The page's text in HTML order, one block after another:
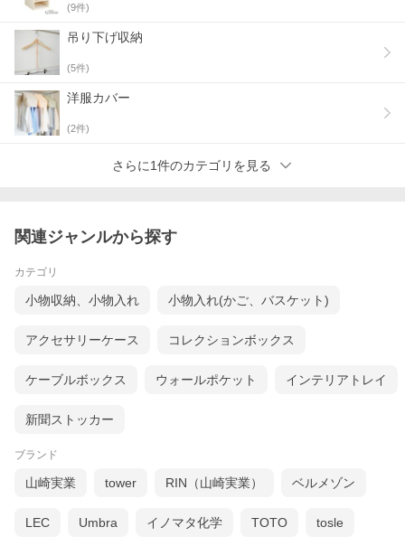
フロントクローゼットシ
ステム コーディネートフ
ックS
フロントクローゼットシ
ステム コーディネートバ
ーW40
フロントクローゼットシ
ステム コーディネートロ
ープ
(9件)
吊り下げ収納
(5件)
洋服カバー
(2件)
さらに1件のカテゴリを見る
関連ジャンルから探す
カテゴリ
小物収納、小物入れ 小物入れ(かご、バスケット)
アクセサリーケース コレクションボックス
ケーブルボックス ウォールポケット インテリアトレイ
新聞ストッカー
ブランド
山崎実業 tower RIN（山崎実業） ベルメゾン
LEC Umbra イノマタ化学 TOTO tosle